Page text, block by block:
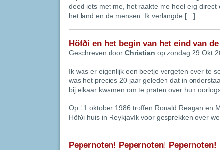
deed iets met me, het raakte me heel erg
het land en de mensen. Ik verlangde […]
Höfði en het begin van het eind van
Geschreven door Christian op zondag 29 Okt
Ik was er eigenlijk een beetje vergeten over te
was het precies 20 jaar geleden dat in
bij elkaar kwamen om te praten over hun
Op 11 oktober 1986 troffen Ronald Reagan en
Höfði huis in Reykjavík voor gesprekken over
Pepernoten! Pepernoten! Pepernoten!